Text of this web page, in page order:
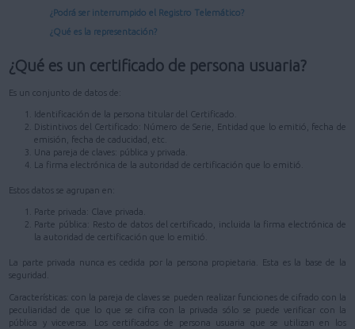
¿Podrá ser interrumpido el Registro Telemático?
¿Qué es la representación?
¿Qué es un certificado de persona usuaria?
Es un conjunto de datos de:
Identificación de la persona titular del Certificado.
Distintivos del Certificado: Número de Serie, Entidad que lo emitió, fecha de
emisión, fecha de caducidad, etc.
Una pareja de claves: pública y privada.
La firma electrónica de la autoridad de certificación que lo emitió.
Estos datos se agrupan en:
Parte privada: Clave privada.
Parte pública: Resto de datos del certificado, incluida la firma electrónica de
la autoridad de certificación que lo emitió.
La parte privada nunca es cedida por la persona propietaria. Esta es la base de la
seguridad.
Características: con la pareja de claves se pueden realizar funciones de cifrado con la
peculiaridad de que lo que se cifra con la privada sólo se puede verificar con la
pública y viceversa. Los certificados de persona usuaria que se utilizan en los